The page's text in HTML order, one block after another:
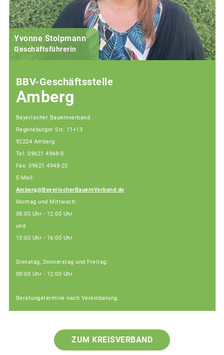
Yvonne Stolpmann
Geschäftsführerin
BBV-Geschäftsstelle
Amberg
Bayerischer Bauernverband
Regensburger Str. 11+13
92224 Amberg
Tel: 09621 4948-0
Fax: 09621 4948-25
E-Mail:
Amberg@BayerischerBauernVerband.de
Montag und Mittwoch:
08:00 Uhr - 12:00 Uhr
und
13:00 Uhr - 16:00 Uhr
Dienstag, Donnerstag und Freitag:
08:00 Uhr - 12:00 Uhr
Beratungstermine nach Vereinbarung.
ZUM KREISVERBAND